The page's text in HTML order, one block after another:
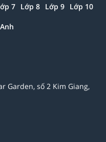
7 Lớp 8 Lớp 9 Lớp 10
Garden, số 2 Kim Giang,